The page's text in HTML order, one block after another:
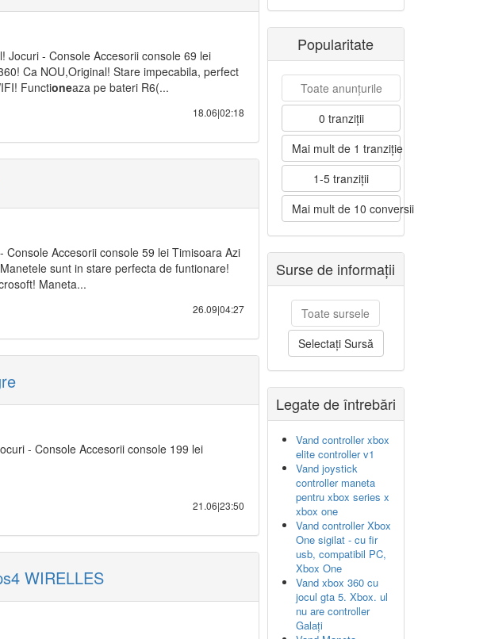
Jocuri - Console Accesorii console 69 lei
Ca NOU,Original! Stare impecabila, perfect
Functioneaza pe bateri R6(...
18.06|02:18
Accesorii console 59 lei Timisoara Azi
sunt in stare perfecta de funtionare!
Maneta...
26.09|04:27
- Console Accesorii console 199 lei
21.06|23:50
WIRELLES
Popularitate
Toate anunțurile
0 tranziții
Mai mult de 1 tranziție
1-5 tranziții
Mai mult de 10 conversii
Surse de informații
Toate sursele
Selectați Sursă
Legate de întrebări
Vand controller xbox
elite controller v1
Vand joystick
controller maneta
pentru xbox series x
xbox one
Vand controller Xbox
One sigilat - cu fir
usb, compatibil PC,
Xbox One
Vand xbox 360 cu
jocul gta 5. Xbox. ul
nu are controller
Galați